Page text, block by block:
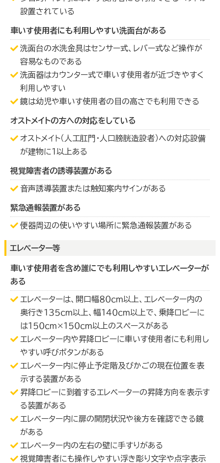
設置されている
車いす使用者にも利用しやすい洗面台がある
洗面台の水洗金具はセンサー式、レバー式など操作が
容易なものである
洗面器はカウンター式で車いす使用者が近づきやすく
利用しやすい
鏡は幼児や車いす使用者の目の高さでも利用できる
オストメイトの方への対応をしている
オストメイト（人工肛門・人口膀胱造設者）への対応設備
が建物に１以上ある
視覚障害者の誘導装置がある
音声誘導装置または触知案内サインがある
緊急通報装置がある
便器周辺の使いやすい場所に緊急通報装置がある
エレベーター等
車いす使用者を含め誰にでも利用しやすいエレベーターが
ある
エレベーターは、開口幅８０ｃｍ以上、エレベーター内の
奥行き１３５ｃｍ以上、幅１４０ｃｍ以上で、乗降ロビーに
は１５０ｃｍ×１５０ｃｍ以上のスペースがある
エレベーター内や昇降ロビーに車いす使用者にも利用し
やすい呼びボタンがある
エレベーター内に停止予定階及びかごの現在位置を表
示する装置がある
昇降ロビーに到着するエレベーターの昇降方向を表示す
る装置がある
エレベーター内に扉の開閉状況や後方を確認できる鏡
がある
エレベーター内の左右の壁に手すりがある
視覚障害者にも操作しやすい浮き彫り文字や点字表示